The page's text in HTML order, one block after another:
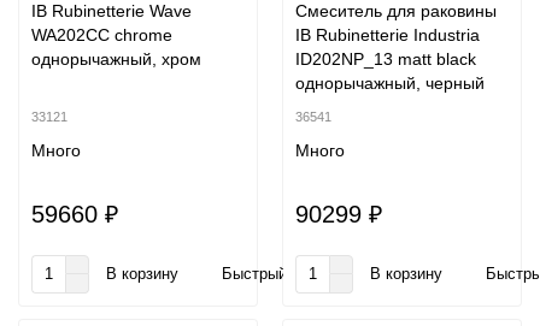
IB Rubinetterie Wave
WA202CC chrome
однорычажный, хром
33121
Много
59660 ₽
В корзину Быстрый заказ
Смеситель для раковины
IB Rubinetterie Industria
ID202NP_13 matt black
однорычажный, черный
36541
Много
90299 ₽
В корзину